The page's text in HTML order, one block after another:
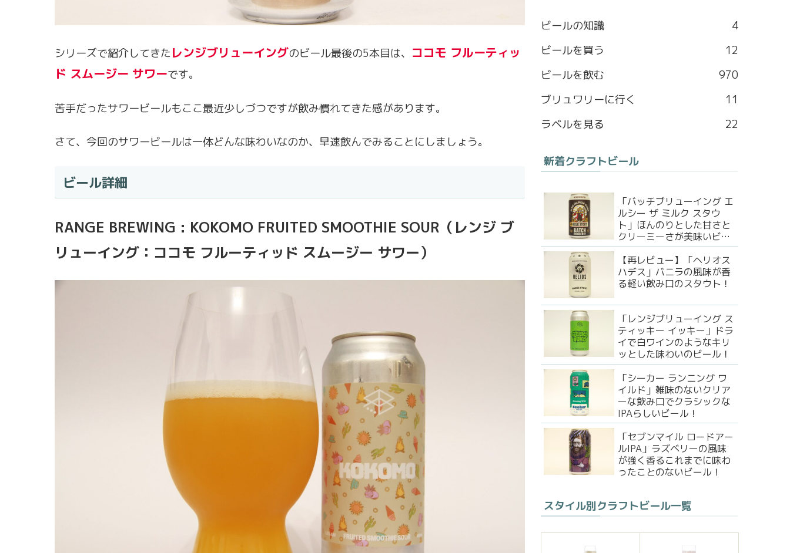
シリーズで紹介してきたレンジブリューイングのビール最後の5本目は、 ココモ フルーティッ
ド スムージー サワーです。
苦手だったサワービールもここ最近少しづつですが飲み慣れてきた感があります。
さて、今回のサワービールは一体どんな味わいなのか、早速飲んでみることにしましょう。
ビール詳細
RANGE BREWING : KOKOMO FRUITED SMOOTHIE SOUR（レンジ ブ
リューイング：ココモ フルーティッド スムージー サワー）
b
o
o
k
t
a
g
r
a
M
ビールの知識
4
ビールを買う
12
ビールを飲む
970
ブリュワリーに行く
11
ラベルを見る
22
新着クラフトビール
「バッチブリューイング エ
ルシー ザ ミルク スタウ
ト」ほんのりとした甘さと
クリーミーさが美味いビー
ル！
【再レビュー】「ヘリオス
ハデス」バニラの風味が香
る軽い飲み口のスタウト！
「レンジブリューイング ス
ティッキー イッキー」ドラ
イで白ワインのようなキリ
ッとした味わいのビール！
「シーカー ランニング ワ
イルド」雑味のないクリア
ーな飲み口でクラシックな
IPAらしいビール！
「セブンマイル ロードアー
ルIPA」ラズベリーの風味
が強く香るこれまでに味わ
ったことのないビール！
スタイル別クラフトビール一覧